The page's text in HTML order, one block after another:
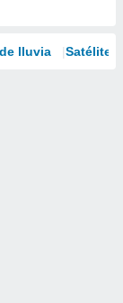
lluvia Satélites